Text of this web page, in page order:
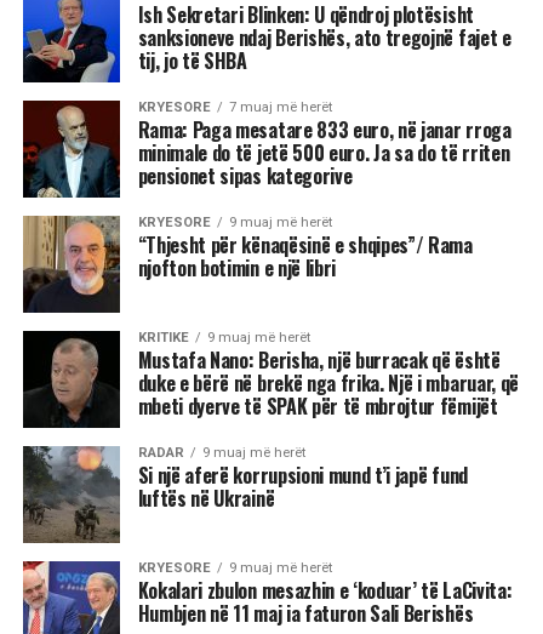
Ish Sekretari Blinken: U qëndroj plotësisht
sanksioneve ndaj Berishës, ato tregojnë fajet e
tij, jo të SHBA
KRYESORE 7 muaj më herët
Rama: Paga mesatare 833 euro, në janar rroga
minimale do të jetë 500 euro. Ja sa do të rriten
pensionet sipas kategorive
KRYESORE 9 muaj më herët
“Thjesht për kënaqësinë e shqipes”/ Rama
njofton botimin e një libri
KRITIKE 9 muaj më herët
Mustafa Nano: Berisha, një burracak që është
duke e bërë në brekë nga frika. Një i mbaruar, që
mbeti dyerve të SPAK për të mbrojtur fëmijët
RADAR 9 muaj më herët
Si një aferë korrupsioni mund t’i japë fund
luftës në Ukrainë
KRYESORE 9 muaj më herët
Kokalari zbulon mesazhin e ‘koduar’ të LaCivita:
Humbjen në 11 maj ia faturon Sali Berishës